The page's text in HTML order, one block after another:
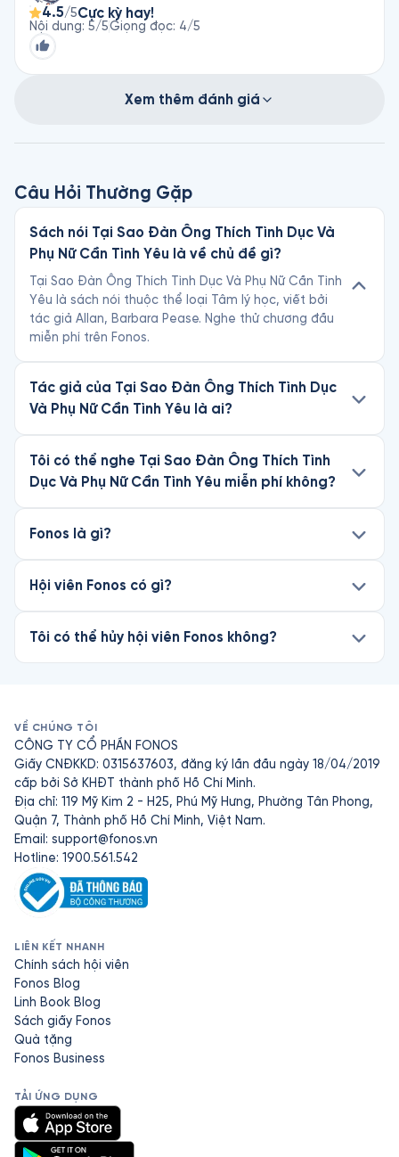
4.5/5Cực kỳ hay!
Nội dung: 5/5Giọng đọc: 4/5
Xem thêm đánh giá
Câu Hỏi Thường Gặp
Sách nói Tại Sao Đàn Ông Thích Tình Dục Và
Phụ Nữ Cần Tình Yêu là về chủ đề gì?
Tại Sao Đàn Ông Thích Tình Dục Và Phụ Nữ Cần Tình
Yêu là sách nói thuộc thể loại Tâm lý học, viết bởi
tác giả Allan, Barbara Pease. Nghe thử chương đầu
miễn phí trên Fonos.
Tác giả của Tại Sao Đàn Ông Thích Tình Dục
Và Phụ Nữ Cần Tình Yêu là ai?
Tôi có thể nghe Tại Sao Đàn Ông Thích Tình
Dục Và Phụ Nữ Cần Tình Yêu miễn phí không?
Fonos là gì?
Hội viên Fonos có gì?
Tôi có thể hủy hội viên Fonos không?
VỀ CHÚNG TÔI
CÔNG TY CỔ PHẦN FONOS
Giấy CNĐKKD: 0315637603, đăng ký lần đầu ngày 18/04/2019
cấp bởi Sở KHĐT thành phố Hồ Chí Minh.
Địa chỉ: 119 Mỹ Kim 2 - H25, Phú Mỹ Hưng, Phường Tân Phong,
Quận 7, Thành phố Hồ Chí Minh, Việt Nam.
Email: support@fonos.vn
Hotline: 1900.561.542
LIÊN KẾT NHANH
Chính sách hội viên
Fonos Blog
Linh Book Blog
Sách giấy Fonos
Quà tặng
Fonos Business
TẢI ỨNG DỤNG